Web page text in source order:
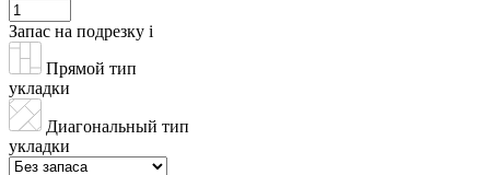
Запас на подрезку i
Прямой тип
укладки
Диагональный тип
укладки